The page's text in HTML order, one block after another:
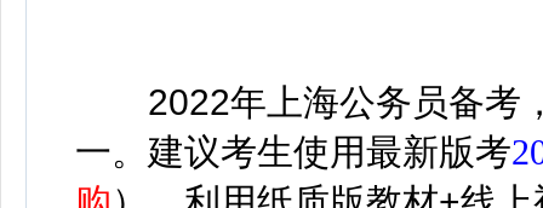
2022年上海公务员备考
一。建议考生使用最新版考